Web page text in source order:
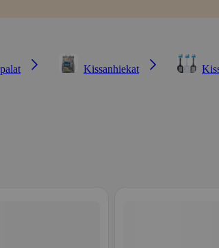
Kissanhiekat